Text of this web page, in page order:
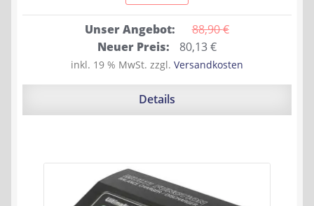
Unser Angebot: 88,90 €
Ursprünglicher
Preis
war:
Neuer Preis: 80,13€Aktueller
Preis
ist:
inkl. 19 % MwSt. zzgl. Versandkosten
Details